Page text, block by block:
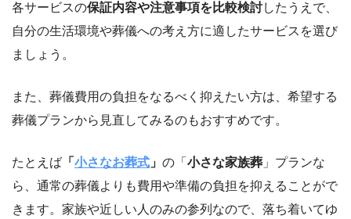
各サービスの保証内容や注意事項を比較検討したうえで、
自分の生活環境や葬儀への考え方に適したサービスを選び
ましょう。
また、葬儀費用の負担をなるべく抑えたい方は、希望する
葬儀プランから見直してみるのもおすすめです。
たとえば 「 小さなお葬式 」 の「 小さな家族葬 」プランな
ら、通常の葬儀よりも費用や準備の負担を抑えることがで
きます。家族や近しい人のみの参列なので、落ち着いてゆ